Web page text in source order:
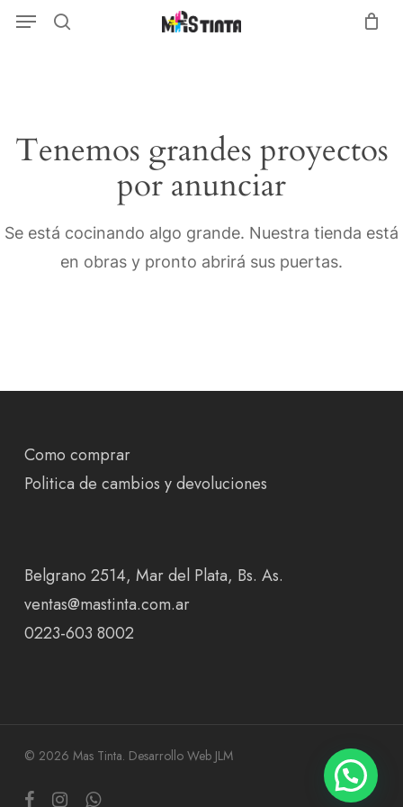
SkipMenu
Tenemos grandes proyectos
por anunciar
Se está cocinando algo grande. Nuestra tienda está
en obras y pronto abrirá sus puertas.
Como comprar
Politica de cambios y devoluciones
Belgrano 2514, Mar del Plata, Bs. As.
ventas@mastinta.com.ar
0223-603 8002
© 2026 Mas Tinta. Desarrollo Web JLM
facebookinstagramwhatsapp
Menu